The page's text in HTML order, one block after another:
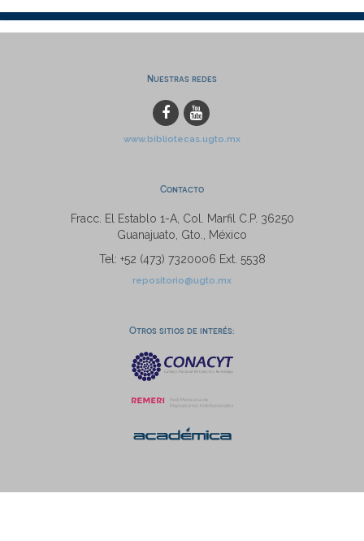
Nuestras redes
www.bibliotecas.ugto.mx
Contacto
Fracc. El Establo 1-A, Col. Marfil C.P. 36250
Guanajuato, Gto., México
Tel: +52 (473) 7320006 Ext. 5538
repositorio@ugto.mx
Otros sitios de interés: